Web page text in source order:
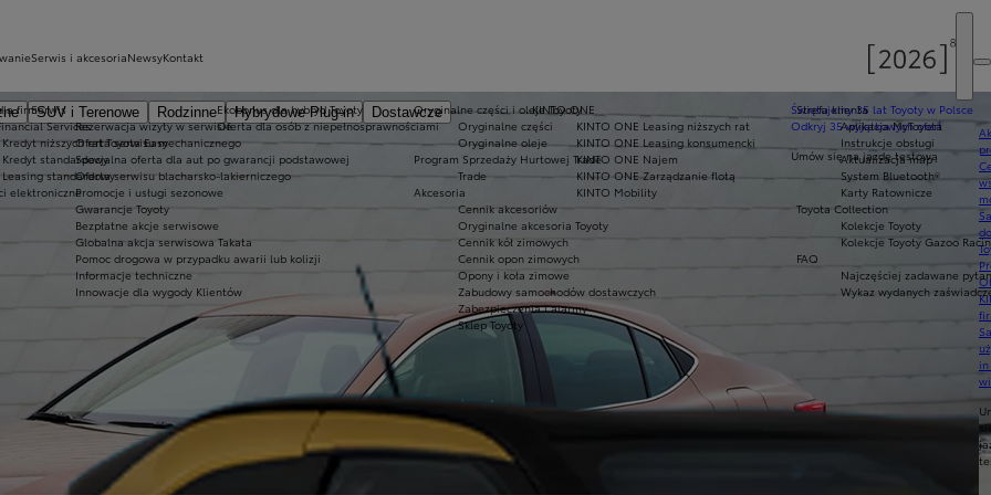
SUV i Terenowe Rodzinne Hybrydowe Plug-in
Dostawcze
Ekobonus dla hybryd Toyoty
Oferta dla osób z niepełnosprawnościami
Świętujemy 35 lat Toyoty w Polsce
Odkryj 35 wyjątkowych ofert
Umów się na jazdę testową
firm
Services
Kredyt niższych rat Toyota Easy
Kredyt standardowy
Leasing standardowy
elektroniczne
KINTO ONE
KINTO ONE Leasing niższych rat
KINTO ONE Leasing konsumencki
KINTO ONE Najem
KINTO ONE Zarządzanie flotą
KINTO Mobility
Serwis i akcesoria
Serwis
Rezerwacja wizyty w serwisie
Oferta serwisu mechanicznego
Specjalna oferta dla aut po gwarancji podstawowej
Oferta serwisu blacharsko-lakierniczego
Promocje i usługi sezonowe
Gwarancje Toyoty
Bezpłatne akcje serwisowe
Globalna akcja serwisowa Takata
Pomoc drogowa w przypadku awarii lub kolizji
Informacje techniczne
Innowacje dla wygody Klientów
Oryginalne części i oleje Toyoty
Oryginalne części
Oryginalne oleje
Program Sprzedaży Hurtowej Trade
Trade
Akcesoria
Cennik akcesoriów
Oryginalne akcesoria Toyoty
Cennik kół zimowych
Cennik opon zimowych
Opony i koła zimowe
Zabudowy samochodów dostawczych
Zabezpieczenia i alarmy
Sklep Toyoty
Strefa klienta
Aplikacja MyToyota
Instrukcje obsługi
Aktualizacja map
System Bluetooth®
Karty Ratownicze
Toyota Collection
Kolekcje Toyoty
Kolekcje Toyoty Gazoo
FAQ
Najczęściej zadawane
Wykaz wydanych
NewsyKontakt